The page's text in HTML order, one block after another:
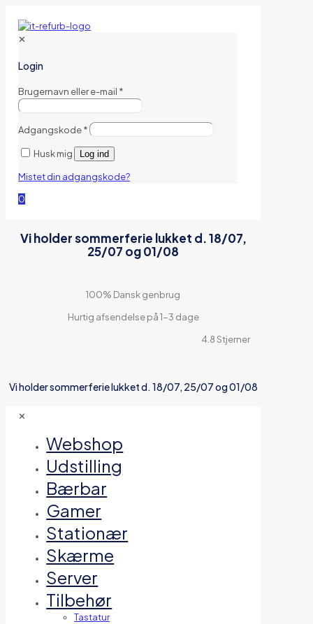
✕
Login
Brugernavn eller e-mail *
Adgangskode*
Husk mig Log ind
Mistet din adgangskode?
0
Vi holder sommerferie lukket d. 18/07,
25/07 og 01/08
100% Dansk genbrug
Hurtig afsendelse på 1-3 dage
4.8 Stjerner
Vi holder sommerferie lukket d. 18/07, 25/07 og 01/08
✕
Webshop
Udstilling
Bærbar
Gamer
Stationær
Skærme
Server
Tilbehør
Tastatur